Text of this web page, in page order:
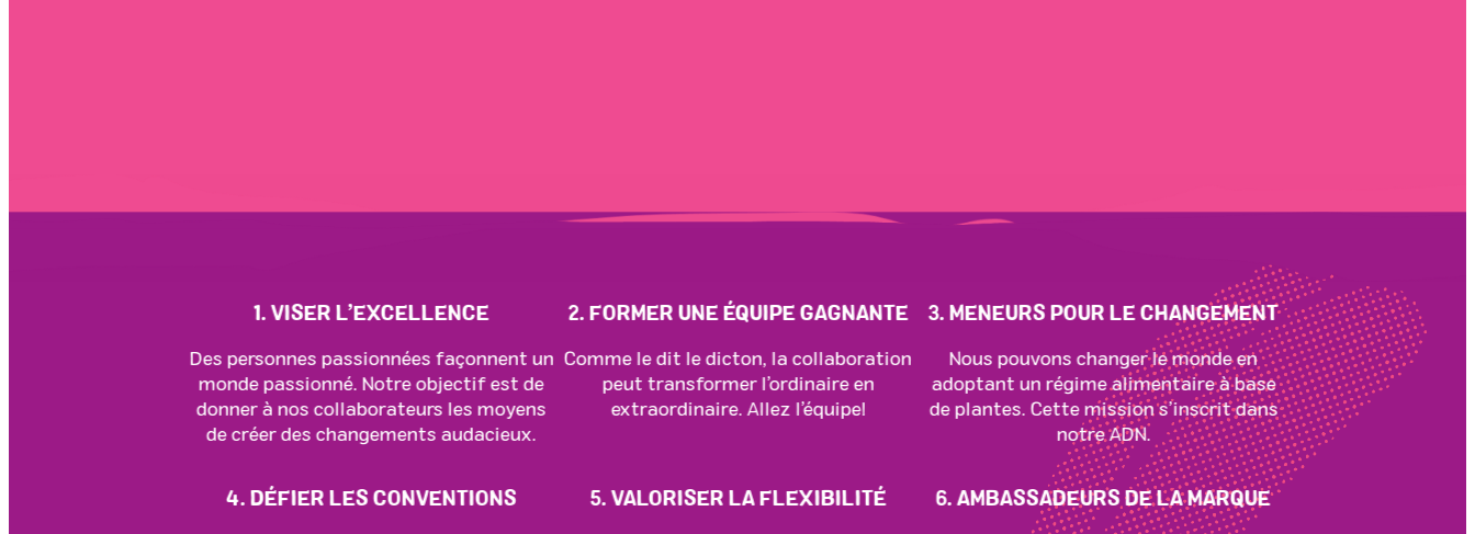
6. AMBASSADEURS DE LA MARQUE
5. VALORISER LA FLEXIBILITÉ
4. DÉFIER LES CONVENTIONS
3. MENEURS POUR LE CHANGEMENT
Nous pouvons changer le monde en
adoptant un régime alimentaire à base
de plantes. Cette mission s’inscrit dans
notre ADN.
2. FORMER UNE ÉQUIPE GAGNANTE
Comme le dit le dicton, la collaboration
peut transformer l’ordinaire en
extraordinaire. Allez l’équipe!
1. VISER L’EXCELLENCE
Des personnes passionnées façonnent un
monde passionné. Notre objectif est de
donner à nos collaborateurs les moyens
de créer des changements audacieux.